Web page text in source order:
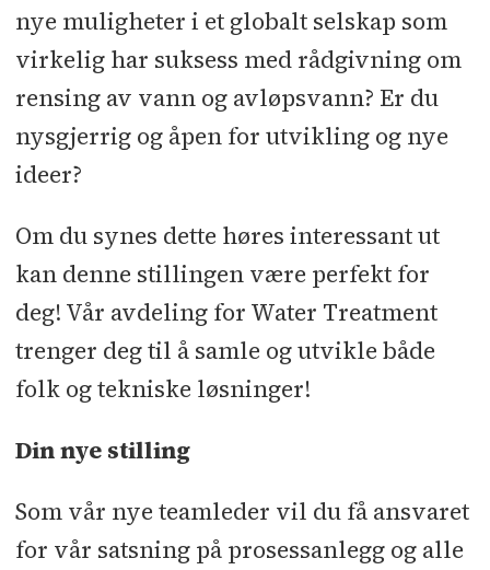
nye muligheter i et globalt selskap som
virkelig har suksess med rådgivning om
rensing av vann og avløpsvann? Er du
nysgjerrig og åpen for utvikling og nye
ideer?
Om du synes dette høres interessant ut
kan denne stillingen være perfekt for
deg! Vår avdeling for Water Treatment
trenger deg til å samle og utvikle både
folk og tekniske løsninger!
Din nye stilling
Som vår nye teamleder vil du få ansvaret
for vår satsning på prosessanlegg og alle